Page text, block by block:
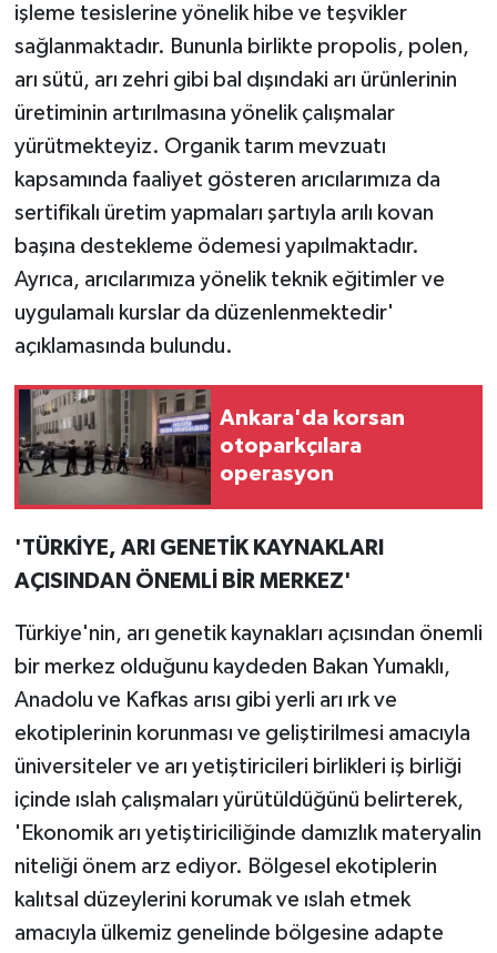
işleme tesislerine yönelik hibe ve teşvikler
sağlanmaktadır. Bununla birlikte propolis, polen,
arı sütü, arı zehri gibi bal dışındaki arı ürünlerinin
üretiminin artırılmasına yönelik çalışmalar
yürütmekteyiz. Organik tarım mevzuatı
kapsamında faaliyet gösteren arıcılarımıza da
sertifikalı üretim yapmaları şartıyla arılı kovan
başına destekleme ödemesi yapılmaktadır.
Ayrıca, arıcılarımıza yönelik teknik eğitimler ve
uygulamalı kurslar da düzenlenmektedir'
açıklamasında bulundu.
Ankara'da korsan
otoparkçılara
operasyon
'TÜRKİYE, ARI GENETİK KAYNAKLARI
AÇISINDAN ÖNEMLİ BİR MERKEZ'
Türkiye'nin, arı genetik kaynakları açısından önemli
bir merkez olduğunu kaydeden Bakan Yumaklı,
Anadolu ve Kafkas arısı gibi yerli arı ırk ve
ekotiplerinin korunması ve geliştirilmesi amacıyla
üniversiteler ve arı yetiştiricileri birlikleri iş birliği
içinde ıslah çalışmaları yürütüldüğünü belirterek,
'Ekonomik arı yetiştiriciliğinde damızlık materyalin
niteliği önem arz ediyor. Bölgesel ekotiplerin
kalıtsal düzeylerini korumak ve ıslah etmek
amacıyla ülkemiz genelinde bölgesine adapte